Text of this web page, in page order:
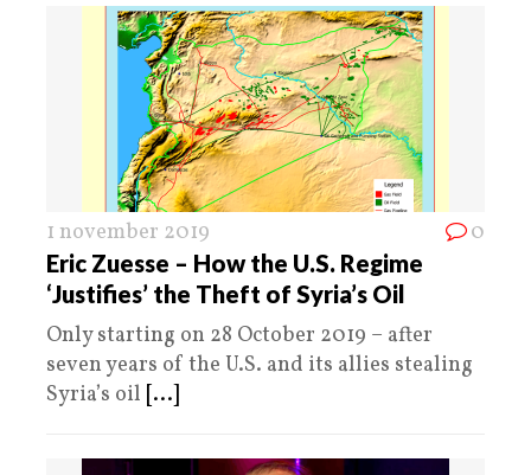
1 november 2019 0
Eric Zuesse – How the U.S. Regime
‘Justifies’ the Theft of Syria’s Oil
Only starting on 28 October 2019 – after
seven years of the U.S. and its allies stealing
Syria’s oil [...]